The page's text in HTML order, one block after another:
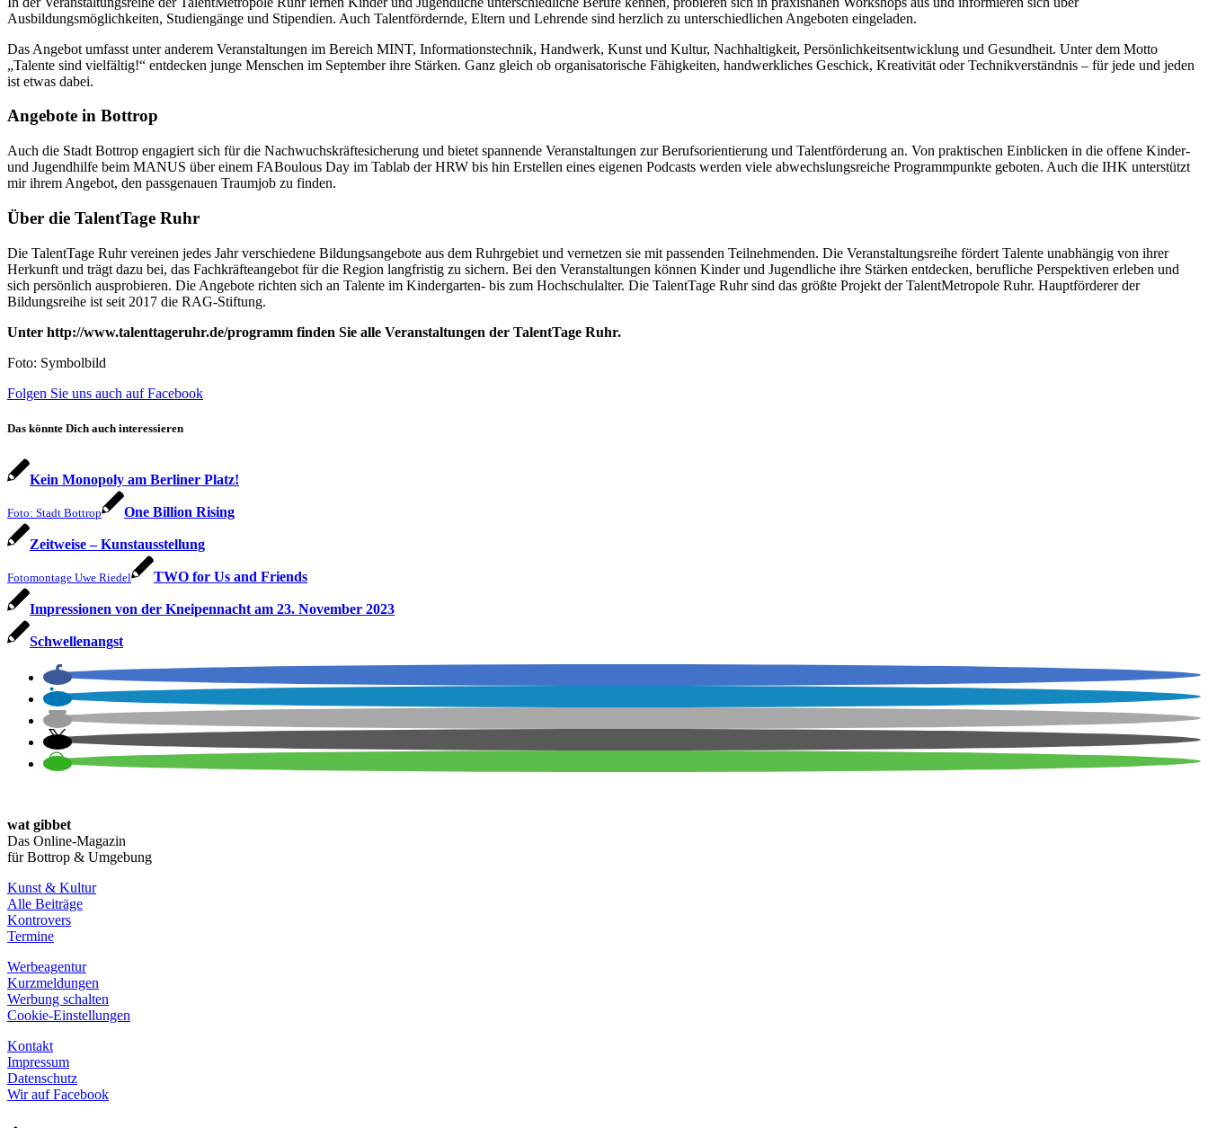
Ausbildungsmöglichkeiten, Studiengänge und Stipendien. Auch Talentfördernde, Eltern und Lehrende sind herzlich zu unterschiedlichen Angeboten eingeladen.
Das Angebot umfasst unter anderem Veranstaltungen im Bereich MINT, Informationstechnik, Handwerk, Kunst und Kultur, Nachhaltigkeit, Persönlichkeitsentwicklung und Gesundheit. Unter dem Motto
„Talente sind vielfältig!“ entdecken junge Menschen im September ihre Stärken. Ganz gleich ob organisatorische Fähigkeiten, handwerkliches Geschick, Kreativität oder Technikverständnis – für jede und jeden
ist etwas dabei.
Angebote in Bottrop
Auch die Stadt Bottrop engagiert sich für die Nachwuchskräftesicherung und bietet spannende Veranstaltungen zur Berufsorientierung und Talentförderung an. Von praktischen Einblicken in die offene Kinder-
und Jugendhilfe beim MANUS über einem FABoulous Day im Tablab der HRW bis hin Erstellen eines eigenen Podcasts werden viele abwechslungsreiche Programmpunkte geboten. Auch die IHK unterstützt
mir ihrem Angebot, den passgenauen Traumjob zu finden.
Über die TalentTage Ruhr
Die TalentTage Ruhr vereinen jedes Jahr verschiedene Bildungsangebote aus dem Ruhrgebiet und vernetzen sie mit passenden Teilnehmenden. Die Veranstaltungsreihe fördert Talente unabhängig von ihrer
Herkunft und trägt dazu bei, das Fachkräfteangebot für die Region langfristig zu sichern. Bei den Veranstaltungen können Kinder und Jugendliche ihre Stärken entdecken, berufliche Perspektiven erleben und
sich persönlich ausprobieren. Die Angebote richten sich an Talente im Kindergarten- bis zum Hochschulalter. Die TalentTage Ruhr sind das größte Projekt der TalentMetropole Ruhr. Hauptförderer der
Bildungsreihe ist seit 2017 die RAG-Stiftung.
Unter http://www.talenttageruhr.de/programm finden Sie alle Veranstaltungen der TalentTage Ruhr.
Foto: Symbolbild
Folgen Sie uns auch auf Facebook
Das könnte Dich auch interessieren
Kein Monopoly am Berliner Platz!
Foto: Stadt Bottrop One Billion Rising
Zeitweise – Kunstausstellung
Fotomontage Uwe Riedel TWO for Us and Friends
Impressionen von der Kneipennacht am 23. November 2023
Schwellenangst
wat gibbet
Das Online-Magazin
für Bottrop & Umgebung
Kunst & Kultur
Alle Beiträge
Kontrovers
Termine
Werbeagentur
Kurzmeldungen
Werbung schalten
Cookie-Einstellungen
Kontakt
Impressum
Datenschutz
Wir auf Facebook